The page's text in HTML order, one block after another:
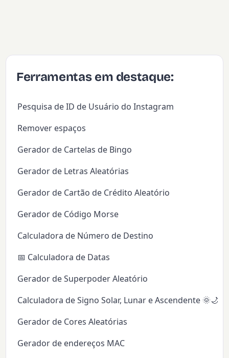
Ferramentas em destaque:
Pesquisa de ID de Usuário do Instagram
Remover espaços
Gerador de Cartelas de Bingo
Gerador de Letras Aleatórias
Gerador de Cartão de Crédito Aleatório
Gerador de Código Morse
Calculadora de Número de Destino
📅 Calculadora de Datas
Gerador de Superpoder Aleatório
Calculadora de Signo Solar, Lunar e Ascendente 🌞🌙✨
Gerador de Cores Aleatórias
Gerador de endereços MAC